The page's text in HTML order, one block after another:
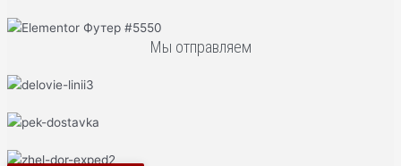
Мы отправляем